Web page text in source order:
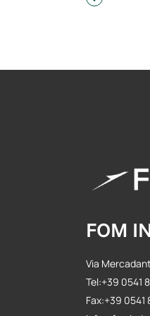
FOM
Via
Tel:+39 0541
Fax:+39 0541